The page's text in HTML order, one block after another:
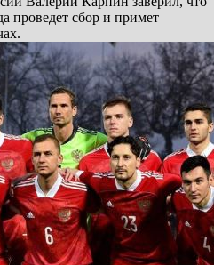
проведет сбор и примет